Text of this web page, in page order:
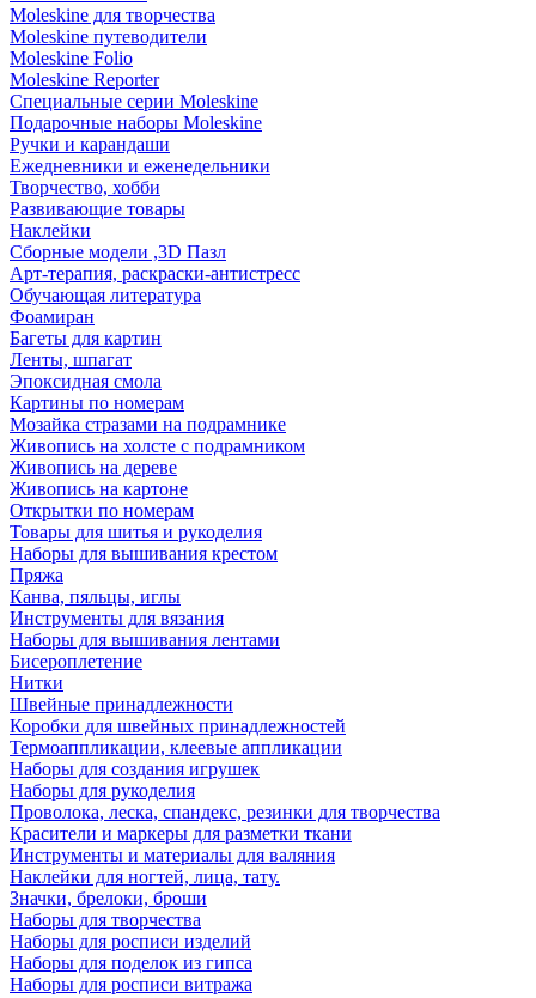
Moleskine для творчества
Moleskine путеводители
Moleskine Folio
Moleskine Reporter
Специальные серии Moleskine
Подарочные наборы Moleskine
Ручки и карандаши
Ежедневники и еженедельники
Творчество, хобби
Развивающие товары
Наклейки
Сборные модели ,3D Пазл
Арт-терапия, раскраски-антистресс
Обучающая литература
Фоамиран
Багеты для картин
Ленты, шпагат
Эпоксидная смола
Картины по номерам
Мозайка стразами на подрамнике
Живопись на холсте с подрамником
Живопись на дереве
Живопись на картоне
Открытки по номерам
Товары для шитья и рукоделия
Наборы для вышивания крестом
Пряжа
Канва, пяльцы, иглы
Инструменты для вязания
Наборы для вышивания лентами
Бисероплетение
Нитки
Швейные принадлежности
Коробки для швейных принадлежностей
Термоаппликации, клеевые аппликации
Наборы для создания игрушек
Наборы для рукоделия
Проволока, леска, спандекс, резинки для творчества
Красители и маркеры для разметки ткани
Инструменты и материалы для валяния
Наклейки для ногтей, лица, тату.
Значки, брелоки, броши
Наборы для творчества
Наборы для росписи изделий
Наборы для поделок из гипса
Наборы для росписи витража